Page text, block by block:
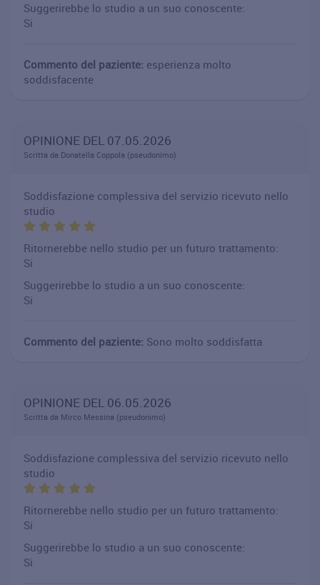
Suggerirebbe lo studio a un suo conoscente:
Si
Commento del paziente: esperienza molto
soddisfacente
OPINIONE DEL 07.05.2026
Scritta da Donatella Coppola (pseudonimo)
Soddisfazione complessiva del servizio ricevuto nello
studio
Ritornerebbe nello studio per un futuro trattamento:
Si
Suggerirebbe lo studio a un suo conoscente:
Si
Commento del paziente: Sono molto soddisfatta
OPINIONE DEL 06.05.2026
Scritta da Mirco Messina (pseudonimo)
Soddisfazione complessiva del servizio ricevuto nello
studio
Ritornerebbe nello studio per un futuro trattamento:
Si
Suggerirebbe lo studio a un suo conoscente:
Si